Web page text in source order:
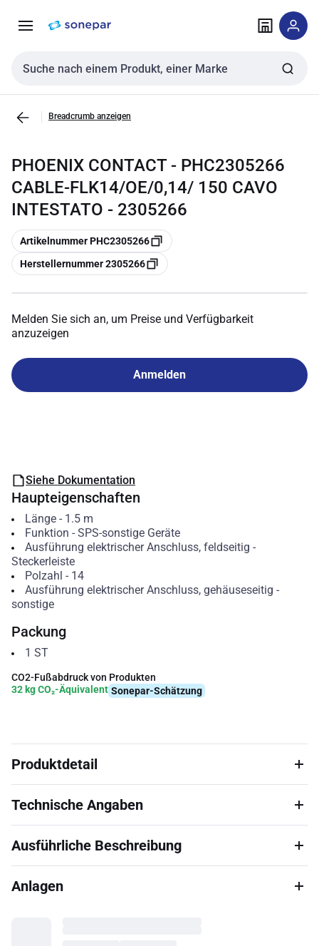
NavigationInhalt
Sucheingabe
Breadcrumb anzeigen
PHOENIX CONTACT - PHC2305266
CABLE-FLK14/OE/0,14/ 150 CAVO
INTESTATO - 2305266
Kopieren
Artikelnummer PHC2305266
Kopieren
Herstellernummer 2305266
Melden Sie sich an, um Preise und Verfügbarkeit
anzuzeigen
Anmelden
Siehe Dokumentation
Haupteigenschaften
Länge- 1.5 m
Funktion - SPS-sonstige Geräte
Ausführung elektrischer Anschluss, feldseitig -
Steckerleiste
Polzahl - 14
Ausführung elektrischer Anschluss, gehäuseseitig -
sonstige
Packung
1 ST
CO2-Fußabdruck von Produkten
32 kg CO₂-Äquivalent Sonepar-Schätzung
Produktdetail
Technische Angaben
Ausführliche Beschreibung
Anlagen